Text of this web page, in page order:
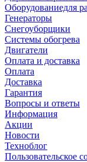
Оборудованиедля
Генераторы
Снегоуборщики
Системы обогрева
Двигатели
Оплата и доставка
Оплата
Доставка
Гарантия
Вопросы и ответы
Информация
Акции
Новости
Техноблог
Пользовательское